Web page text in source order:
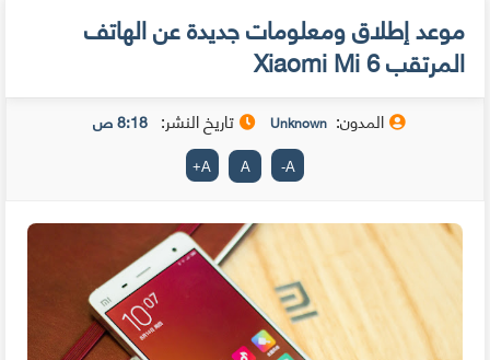
موعد إطلاق ومعلومات جديدة عن الهاتف
المرتقب Xiaomi Mi 6
المدون: Unknown تاريخ النشر: 8:18 ص
A
-
A
A
+